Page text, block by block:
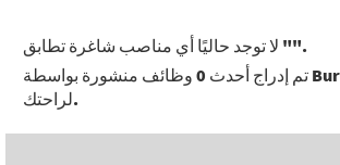
لا توجد حاليًا أي مناصب شاغرة تطابق "".
تم إدراج أحدث 0 وظائف منشورة بواسطة Bureau Veritas أدناه
لراحتك.